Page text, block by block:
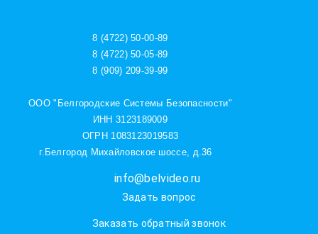
8 (4722) 50-00-89
8 (4722) 50-05-89
8 (909) 209-39-99
ООО "Белгородские Системы Безопасности"
ИНН 3123189009
ОГРН 1083123019583
г.Белгород Михайловское шоссе, д.36
info@belvideo.ru
Задать вопрос
Заказать обратный звонок